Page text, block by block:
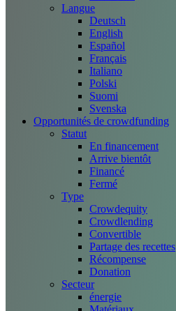
Langue
Deutsch
English
Español
Français
Italiano
Polski
Suomi
Svenska
Opportunités de crowdfunding
Statut
En financement
Arrive bientôt
Financé
Fermé
Type
Crowdequity
Crowdlending
Convertible
Partage des recettes
Récompense
Donation
Secteur
énergie